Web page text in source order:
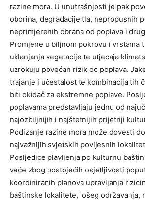
razine mora. U unutrašnjosti je pak
oborina, degradacije tla, nepropusnih
neprimjerenih obrana od poplava i
Promjene u biljnom pokrovu i vrstama
uklanjanja vegetacije te utjecaja
uzrokuju povećan rizik od poplava.
trajanje i učestalost te kombinacija tih
biti okidač za ekstremne poplave.
poplavama predstavljaju jednu od
najozbiljnijih i najštetnijih prijetnji
Podizanje razine mora može dovesti
najvažnijih svjetskih povijesnih
Posljedice plavljenja po kulturnu
veće zbog postojećih osjetljivosti
koordiniranih planova upravljanja
baštinske lokalitete, lošeg održavanja,